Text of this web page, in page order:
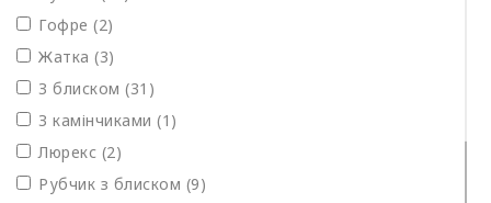
Гофре (2)
Жатка (3)
З блиском (31)
З камінчиками (1)
Люрекс (2)
Рубчик з блиском (9)